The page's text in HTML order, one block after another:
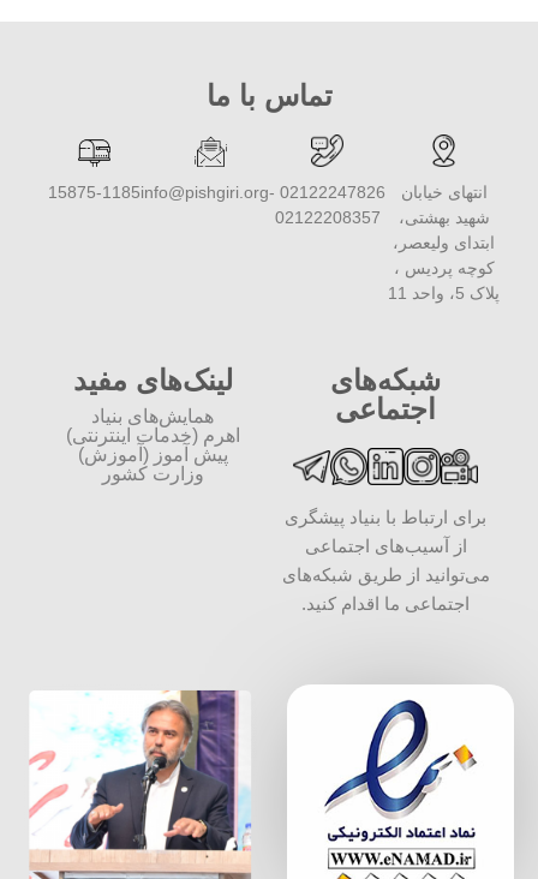
تماس با ما
انتهای خیابان
شهید بهشتی،
ابتدای ولیعصر،
کوچه پردیس ،
پلاک 5، واحد 11
02122247826 -
02122208357
info@pishgiri.org
15875-1185
شبکه‌های
اجتماعی
برای ارتباط با بنیاد پیشگری
از آسیب‌های اجتماعی
می‌توانید از طریق شبکه‌‎های
اجتماعی ما اقدام کنید.
لینک‌های مفید
همایش‌های بنیاد
اهرم (خدمات اینترنتی)
پیش آموز (آموزش)
وزارت کشور